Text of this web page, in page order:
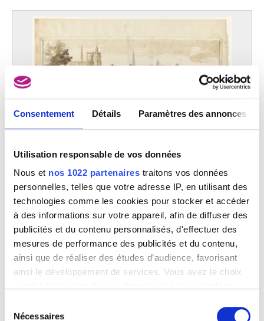
Consentement Détails Paramètres des annonces
Utilisation responsable de vos données
Nous et nos 1022 partenaires traitons vos données
personnelles, telles que votre adresse IP, en utilisant des
technologies comme les cookies pour stocker et accéder
à des informations sur votre appareil, afin de diffuser des
publicités et du contenu personnalisés, d'effectuer des
mesures de performance des publicités et du contenu,
ainsi que de réaliser des études d’audience, favorisant
ainsi le développement de services. Vous avez le choix
tout moment en consultant la Déclaration relative aux
Nécessaires
Bruxelles vu du nord-est et l'église Sainte-Gudule à gauche
Bruxelles vu du sud et Saint-Gilles au premier plan